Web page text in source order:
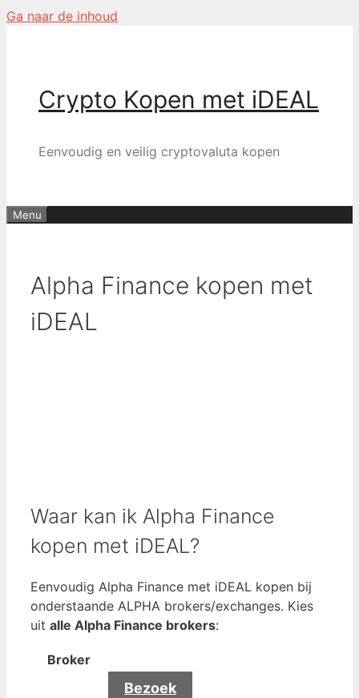
Ga naar de inhoud
Crypto Kopen met iDEAL
Eenvoudig en veilig cryptovaluta kopen
Menu
Alpha Finance kopen met
iDEAL
Waar kan ik Alpha Finance
kopen met iDEAL?
Eenvoudig Alpha Finance met iDEAL kopen bij
onderstaande ALPHA brokers/exchanges. Kies
uit alle Alpha Finance brokers:
Broker
Bezoek